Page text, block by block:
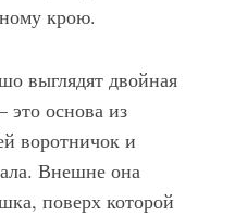
крою.
выглядят двойная
это основа из
воротничок и
Внешне она
поверх которой